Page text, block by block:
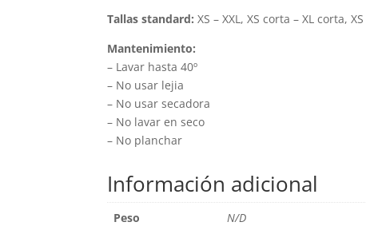
Tallas standard: XS – XXL, XS corta – XL corta,
Mantenimiento:
– Lavar hasta 40º
– No usar lejia
– No usar secadora
– No lavar en seco
– No planchar
Información adicional
Peso
N/D